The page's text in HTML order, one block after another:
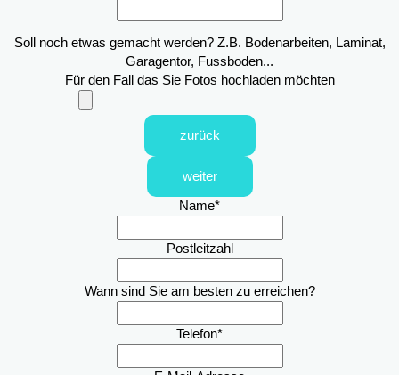
Soll noch etwas gemacht werden? Z.B. Bodenarbeiten, Laminat,
Garagentor, Fussboden...
Für den Fall das Sie Fotos hochladen möchten
zurück
weiter
Name*
Postleitzahl
Wann sind Sie am besten zu erreichen?
Telefon*